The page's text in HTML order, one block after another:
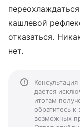
кашлевой
отказаться.
нет.
дается
итогам
обратитесь
возможных